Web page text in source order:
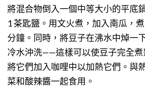
將混合物倒入一個中等大小的平底
1 茶匙鹽。用文火煮，加入南瓜，
分鐘。同時，將豆子在沸水中焯一
冷水沖洗——這樣可以使豆子完全煮
將它們加入咖哩中以加熱它們。與
菜和酸辣醬一起食用。